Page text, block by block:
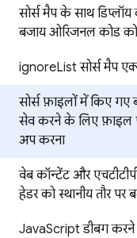
सोर्स मैप के साथ
बजायओरिजनल कोड
ignoreList सोर्स मैप
सोर्स फ़ाइलों में किए गए
सेव करने के लिएफ़ाइल
अप करना
वेब कॉन्टेंट और एचटीटीपी
हेडर को स्थानीय तौर पर
JavaScript डीबग